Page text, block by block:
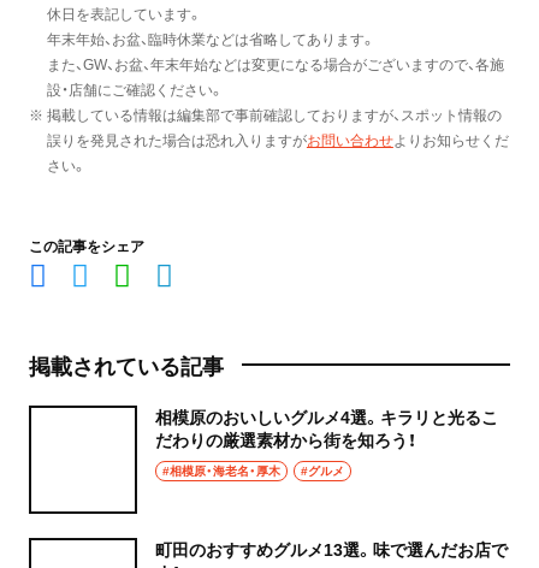
休日を表記しています。
年末年始、お盆、臨時休業などは省略してあります。
また、GW、お盆、年末年始などは変更になる場合がございますので、各施
設・店舗にご確認ください。
※ 掲載している情報は編集部で事前確認しておりますが、スポット情報の
誤りを発見された場合は恐れ入りますがお問い合わせよりお知らせくだ
さい。
この記事をシェア
掲載されている記事
相模原のおいしいグルメ4選。キラリと光るこ
だわりの厳選素材から街を知ろう！
#相模原・海老名・厚木 #グルメ
町田のおすすめグルメ13選。味で選んだお店で